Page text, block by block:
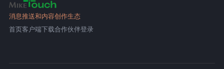
消息推送和内容创作生态
首页客户端下载合作伙伴登录